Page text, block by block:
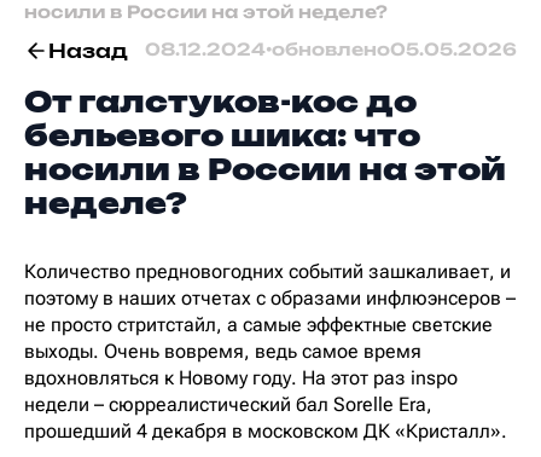
носили в России на этой неделе?
Назад 08.12.2024•обновлено05.05.2026
От галстуков-кос до
бельевого шика: что
носили в России на этой
неделе?
Количество предновогодних событий зашкаливает, и
поэтому в наших отчетах с образами инфлюэнсеров –
не просто стритстайл, а самые эффектные светские
выходы. Очень вовремя, ведь самое время
вдохновляться к Новому году. На этот раз inspo
недели – сюрреалистический бал Sorelle Era,
прошедший 4 декабря в московском ДК «Кристалл».